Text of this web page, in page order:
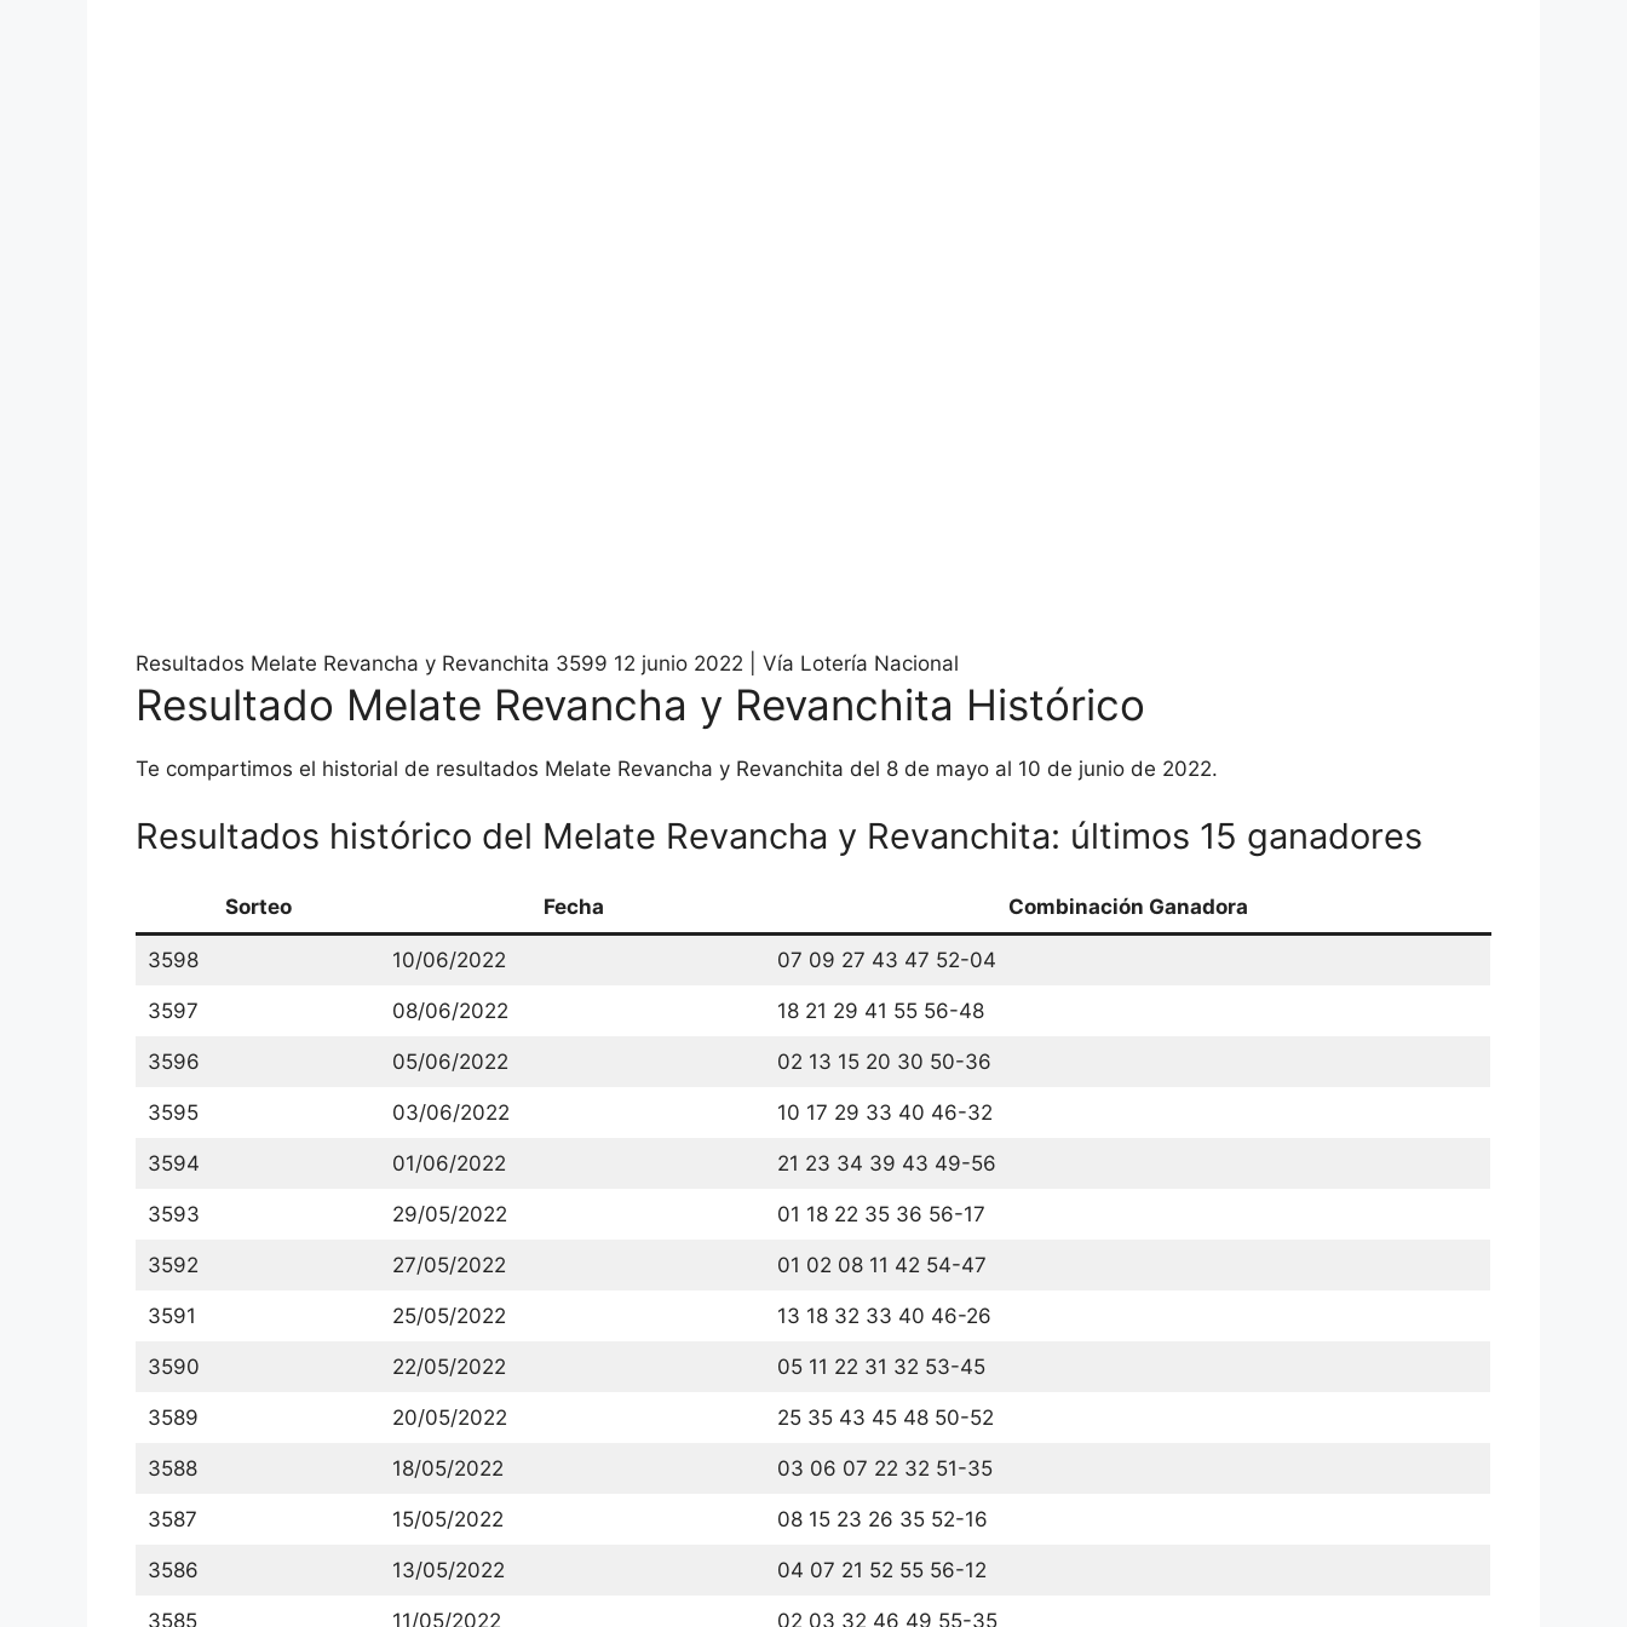
Resultados Melate Revancha y Revanchita 3599 12 junio 2022 | Vía Lotería Nacional
Resultado Melate Revancha y Revanchita Histórico
Te compartimos el historial de resultados Melate Revancha y Revanchita del 8 de mayo al 10 de junio de 2022.
Resultados histórico del Melate Revancha y Revanchita: últimos 15 ganadores
Sorteo Fecha Combinación Ganadora
3598 10/06/2022 07 09 27 43 47 52-04
3597 08/06/2022 18 21 29 41 55 56-48
3596 05/06/2022 02 13 15 20 30 50-36
3595 03/06/2022 10 17 29 33 40 46-32
3594 01/06/2022 21 23 34 39 43 49-56
3593 29/05/2022 01 18 22 35 36 56-17
3592 27/05/2022 01 02 08 11 42 54-47
3591 25/05/2022 13 18 32 33 40 46-26
3590 22/05/2022 05 11 22 31 32 53-45
3589 20/05/2022 25 35 43 45 48 50-52
3588 18/05/2022 03 06 07 22 32 51-35
3587 15/05/2022 08 15 23 26 35 52-16
3586 13/05/2022 04 07 21 52 55 56-12
3585 11/05/2022 02 03 32 46 49 55-35